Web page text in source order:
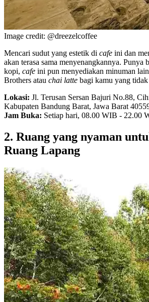
Image credit: @dreezelcoffee
Mencari sudut yang estetik di cafe ini dan
akan terasa sama menyenangkannya. Punya
kopi, cafe ini pun menyediakan minuman
Brothers atau chai latte bagi kamu yang
Lokasi: Jl. Terusan Sersan Bajuri No.88,
Kabupaten Bandung Barat, Jawa Barat
Jam Buka: Setiap hari, 08.00 WIB - 22.00
2. Ruang yang nyaman
Ruang Lapang